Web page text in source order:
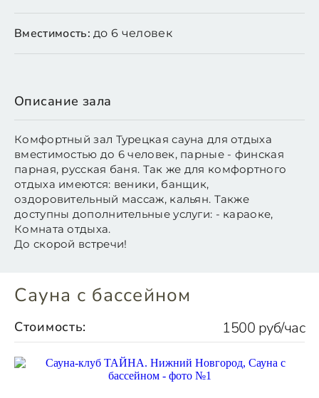
Вместимость: до 6 человек
Описание зала
Комфортный зал Турецкая сауна для отдыха
вместимостью до 6 человек, парные - финская
парная, русская баня. Так же для комфортного
отдыха имеются: веники, банщик,
оздоровительный массаж, кальян. Также
доступны дополнительные услуги: - караоке,
Комната отдыха.
До скорой встречи!
Сауна с бассейном
Стоимость: 1500 руб/час